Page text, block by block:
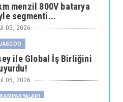
menzil 800V batarya
segmenti...
05, 2026
JAECOO
ile Global İş Birliğini
05, 2026